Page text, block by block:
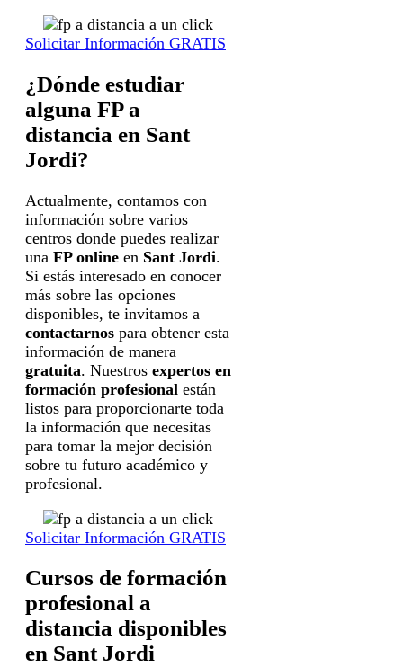
Solicitar Información GRATIS
¿Dónde estudiar
alguna FP a
distancia en Sant
Jordi?
Actualmente, contamos con
información sobre varios
centros donde puedes realizar
una FP online en Sant Jordi.
Si estás interesado en conocer
más sobre las opciones
disponibles, te invitamos a
contactarnos para obtener esta
información de manera
gratuita. Nuestros expertos en
formación profesional están
listos para proporcionarte toda
la información que necesitas
para tomar la mejor decisión
sobre tu futuro académico y
profesional.
Solicitar Información GRATIS
Cursos de formación
profesional a
distancia disponibles
en Sant Jordi